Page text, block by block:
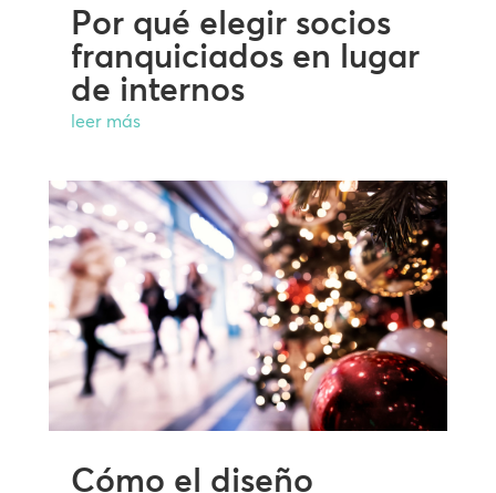
Por qué elegir socios
franquiciados en lugar
de internos
leer más
Cómo el diseño